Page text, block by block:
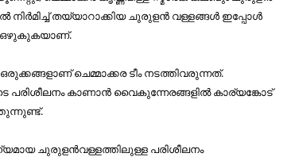
നിര്‍മിച്ച് തയ്യാറാക്കിയ ചുരുളന്‍ വള്ളങ്ങള്‍ ഇപ്പോള്‍
ഒഴുകുകയാണ്.
ചെമ്മാക്കര ടീം നടത്തിവരുന്നത്.
കാണാന്‍ വൈകുന്നേരങ്ങളില്‍ കാര്യങ്കോട്
ചുരുളന്‍വള്ളത്തിലുള്ള പരിശീലനം